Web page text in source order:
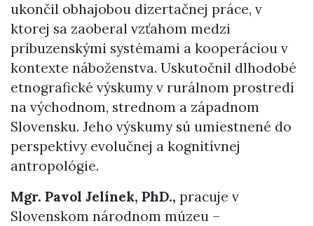
ukončil obhajobou dizertačnej práce, v
ktorej sa zaoberal vzťahom medzi
príbuzenskými systémami a kooperáciou v
kontexte náboženstva. Uskutočnil dlhodobé
etnografické výskumy v rurálnom prostredí
na východnom, strednom a západnom
Slovensku. Jeho výskumy sú umiestnené do
perspektívy evolučnej a kognitívnej
antropológie.
Mgr. Pavol Jelínek, PhD., pracuje v
Slovenskom národnom múzeu –